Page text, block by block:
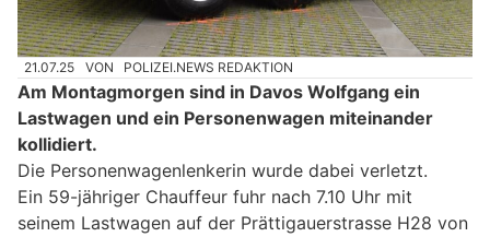
21.07.25 VON POLIZEI.NEWS REDAKTION
Am Montagmorgen sind in Davos Wolfgang ein
Lastwagen und ein Personenwagen miteinander
kollidiert.
Die Personenwagenlenkerin wurde dabei verletzt.
Ein 59-jähriger Chauffeur fuhr nach 7.10 Uhr mit
seinem Lastwagen auf der Prättigauerstrasse H28 von